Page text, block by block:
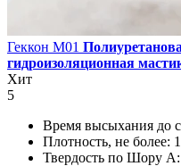
Геккон М01
гидроизоляционная
Хит
5
Время высыхания до
Плотность, не более:
Твердость по Шору А: